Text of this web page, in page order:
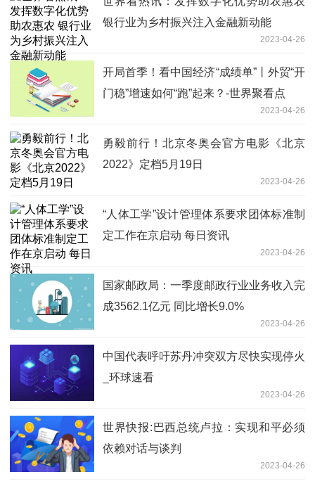
银行业为乡村振兴注入金融新动能
2023-04-26
开局首季！看中国经济“成绩单”丨外贸“开
门稳”增速如何“跑”起来？-世界聚看点
2023-04-26
勇毅前行！北京冬奥会官方电影《北京
2022》定档5月19日
2023-04-26
“人体工学”设计管理体系要求团体标准制
定工作在京启动 每日资讯
2023-04-26
国家邮政局：一季度邮政行业业务收入完
成3562.1亿元 同比增长9.0%
2023-04-26
中国代表呼吁苏丹冲突双方尽快实现停火
_环球速看
2023-04-26
世界快报:巴西总统卢拉：实现和平必须
依赖对话与谈判
2023-04-26